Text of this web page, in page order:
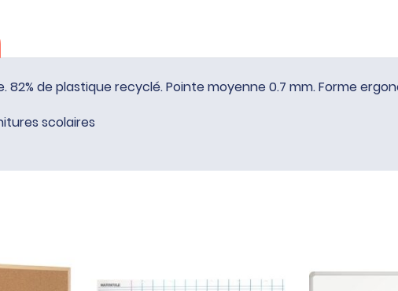
82% de plastique recyclé. Pointe moyenne 0.7 mm. Forme
scolaires